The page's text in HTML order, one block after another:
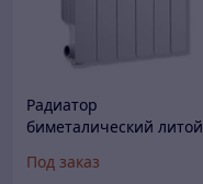
Радиатор
биметалический литой
Под заказ